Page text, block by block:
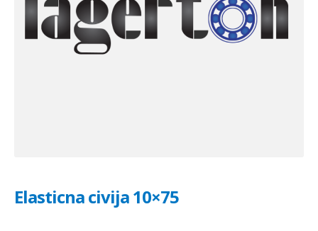
Elasticna civija 10×75